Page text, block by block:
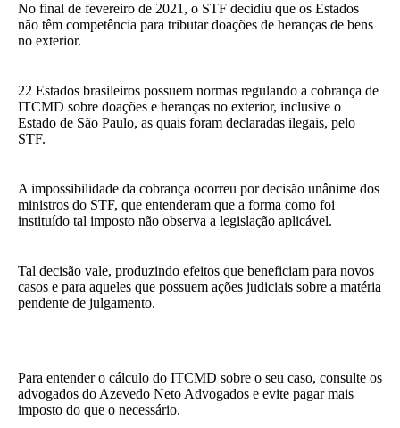
No final de fevereiro de 2021, o STF decidiu que os Estados
não têm competência para tributar doações de heranças de bens
no exterior.
22 Estados brasileiros possuem normas regulando a cobrança de
ITCMD sobre doações e heranças no exterior, inclusive o
Estado de São Paulo, as quais foram declaradas ilegais, pelo
STF.
A impossibilidade da cobrança ocorreu por decisão unânime dos
ministros do STF, que entenderam que a forma como foi
instituído tal imposto não observa a legislação aplicável.
Tal decisão vale, produzindo efeitos que beneficiam para novos
casos e para aqueles que possuem ações judiciais sobre a matéria
pendente de julgamento.
Para entender o cálculo do ITCMD sobre o seu caso, consulte os
advogados do Azevedo Neto Advogados e evite pagar mais
imposto do que o necessário.